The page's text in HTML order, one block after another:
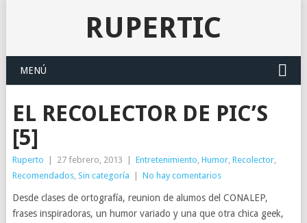
RUPERTIC
MENÚ
EL RECOLECTOR DE PIC’S
[5]
Ruperto 27 febrero, 2013 Entretenimiento, Humor, Recolector,
Recomendados, Sin categoría No hay comentarios
Desde clases de ortografía, reunion de alumos del CONALEP,
frases inspiradoras, un humor variado y una que otra chica geek,